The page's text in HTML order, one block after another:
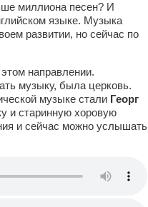
миллиона песен? И
языке. Музыка
развитии, но сейчас по
направлении.
музыку, была церковь.
музыке стали Георг
и старинную хоровую
и сейчас можно услышать